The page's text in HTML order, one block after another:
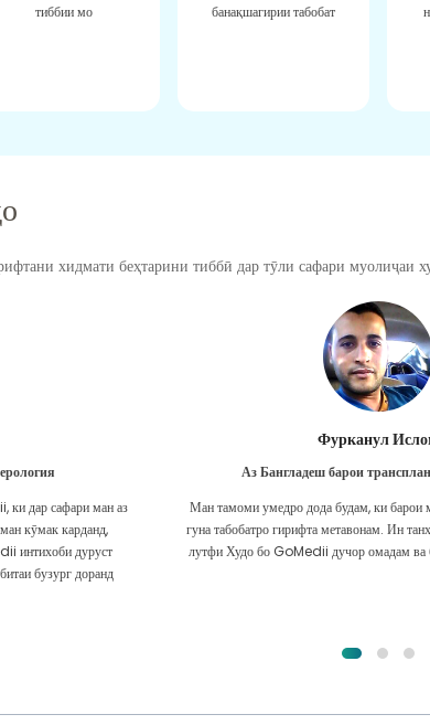
тиббии мо
банақшагирии табобат
хидмати беҳтарини тиббӣ дар тӯли сафари муолиҷаи
ки дар сафари ман аз
кӯмак карданд,
интихоби дуруст
бузург доранд
Фурканул
Аз Бангладеш барои
Ман тамоми умедро дода будам, ки барои
гуна табобатро гирифта метавонам. Ин
лутфи Худо бо GoMedii дучор омадам ва